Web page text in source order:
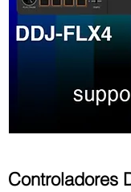
Controladores